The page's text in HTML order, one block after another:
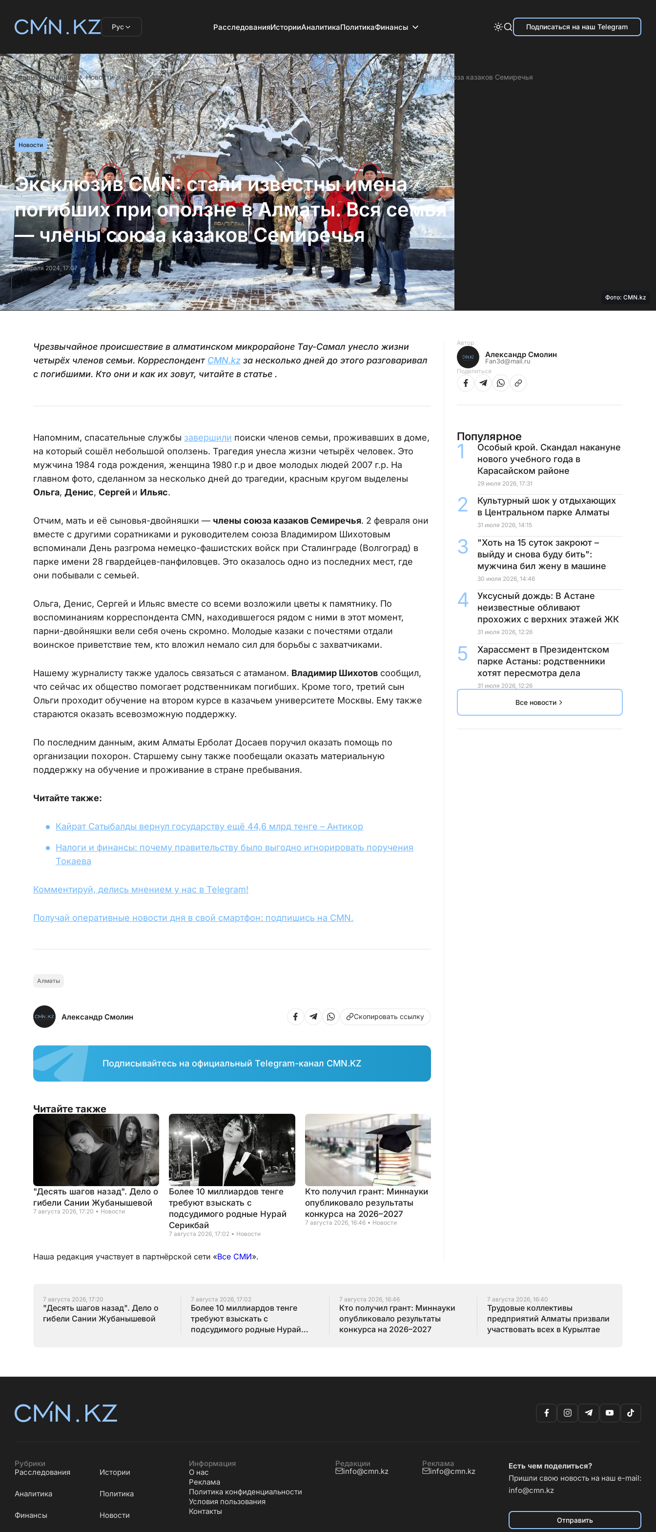
Рус РасследованияИсторииАналитикаПолитикаФинансы Подписаться на наш Telegram
Главная страница Новости Эксклюзив CMN: стали известны имена погибших при оползне в Алматы. Вся семья — члены союза казаков Семиречья
Новости
Эксклюзив CMN: стали известны имена
погибших при оползне в Алматы. Вся семья
— члены союза казаков Семиречья
8 февраля 2024, 17:07
Фото: CMN.kz
Чрезвычайное происшествие в алматинском микрорайоне Тау-Самал унесло жизни
четырёх членов семьи. Корреспондент CMN.kz за несколько дней до этого разговаривал
с погибшими. Кто они и как их зовут, читайте в статье .
Напомним, спасательные службы завершили поиски членов семьи, проживавших в доме,
на который сошёл небольшой оползень. Трагедия унесла жизни четырёх человек. Это
мужчина 1984 года рождения, женщина 1980 г.р и двое молодых людей 2007 г.р. На
главном фото, сделанном за несколько дней до трагедии, красным кругом выделены
Ольга, Денис, Сергей и Ильяс.
Отчим, мать и её сыновья-двойняшки — члены союза казаков Семиречья. 2 февраля они
вместе с другими соратниками и руководителем союза Владимиром Шихотовым
вспоминали День разгрома немецко-фашистских войск при Сталинграде (Волгоград) в
парке имени 28 гвардейцев-панфиловцев. Это оказалось одно из последних мест, где
они побывали с семьей.
Ольга, Денис, Сергей и Ильяс вместе со всеми возложили цветы к памятнику. По
воспоминаниям корреспондента CMN, находившегося рядом с ними в этот момент,
парни-двойняшки вели себя очень скромно. Молодые казаки с почестями отдали
воинское приветствие тем, кто вложил немало сил для борьбы с захватчиками.
Нашему журналисту также удалось связаться с атаманом. Владимир Шихотов сообщил,
что сейчас их общество помогает родственникам погибших. Кроме того, третий сын
Ольги проходит обучение на втором курсе в казачьем университете Москвы. Ему также
стараются оказать всевозможную поддержку.
По последним данным, аким Алматы Ерболат Досаев поручил оказать помощь по
организации похорон. Старшему сыну также пообещали оказать материальную
поддержку на обучение и проживание в стране пребывания.
Читайте также:
Кайрат Сатыбалды вернул государству ещё 44,6 млрд тенге – Антикор
Налоги и финансы: почему правительству было выгодно игнорировать поручения
Токаева
Комментируй, делись мнением у нас в Telegram!
Получай оперативные новости дня в свой смартфон: подпишись на CMN.
Алматы
Александр Смолин Скопировать ссылку
Подписывайтесь на официальный Telegram-канал CMN.KZ
Читайте также
"Десять шагов назад". Дело о
гибели Сании Жубанышевой
7 августа 2026, 17:20 Новости
Более 10 миллиардов тенге
требуют взыскать с
подсудимого родные Нурай
Серикбай
7 августа 2026, 17:02 Новости
Кто получил грант: Миннауки
опубликовало результаты
конкурса на 2026–2027
7 августа 2026, 16:46 Новости
Наша редакция участвует в партнёрской сети «Все СМИ».
Автор
Александр Смолин
Fan3d@mail.ru
Поделиться
Популярное
Особый крой. Скандал накануне
нового учебного года в
Карасайском районе
29 июля 2026, 17:31
Культурный шок у отдыхающих
в Центральном парке Алматы
31 июля 2026, 14:15
"Хоть на 15 суток закроют –
выйду и снова буду бить":
мужчина бил жену в машине
30 июля 2026, 14:46
Уксусный дождь: В Астане
неизвестные обливают
прохожих с верхних этажей ЖК
31 июля 2026, 12:26
Харассмент в Президентском
парке Астаны: родственники
хотят пересмотра дела
31 июля 2026, 12:26
Все новости
7 августа 2026, 17:20
"Десять шагов назад". Дело о
гибели Сании Жубанышевой
7 августа 2026, 17:02
Более 10 миллиардов тенге
требуют взыскать с
подсудимого родные Нурай
7 августа 2026, 16:46
Кто получил грант: Миннауки
опубликовало результаты
конкурса на 2026–2027
7 августа 2026, 16:40
Трудовые коллективы
предприятий Алматы призвали
участвовать всех в Курылтае
Рубрики
Расследования
Истории
Аналитика Политика
Финансы Новости
Информация
О нас
Реклама
Политика конфиденциальности
Условия пользования
Контакты
Редакции
info@cmn.kz
Реклама
info@cmn.kz
Есть чем поделиться?
Пришли свою новость на наш e-mail:
info@cmn.kz
Отправить